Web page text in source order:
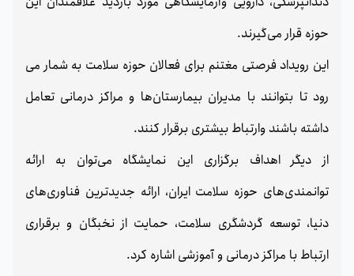
حوزه قرار می‌گیرند.
این رویداد فرصتی مغتنم برای فعالان حوزه سلامت به شمار می
رود تا بتوانند با مدیران بیمارستان‌ها و مراکز درمانی تعامل
داشته باشند وارتباط بیشتری برقرار کنند.
از دیگر اهداف برگزاری این نمایشگاه می‌توان به ارائه
توانمندی‌های حوزه سلامت ایران، ارائه جدیدترین فناوری‌های
دنیا، توسعه گردشگری سلامت، حمایت از نخبگان و برقراری
ارتباط با مراکز درمانی و آموزشی اشاره کرد.